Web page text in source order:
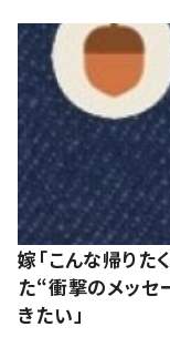
嫁「こんな帰りた
た“衝撃のメッセ
きたい」